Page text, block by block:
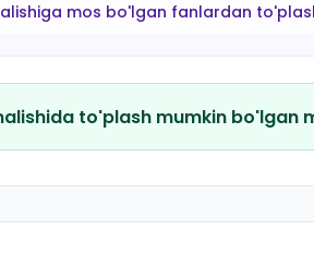
mos bo'lgan fanlardan
to'plash mumkin bo'lgan